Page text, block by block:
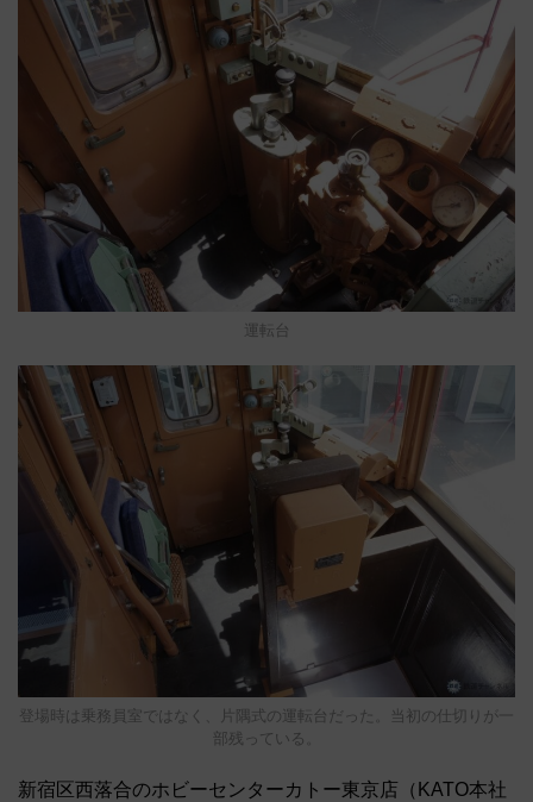
運転台
登場時は乗務員室ではなく、片隅式の運転台だった。当初の仕切りが一
部残っている。
新宿区西落合のホビーセンターカトー東京店（KATO本社